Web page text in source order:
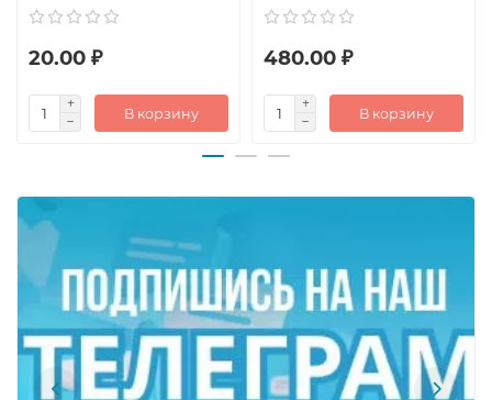
20.00 ₽
В корзину
480.00 ₽
В корзину